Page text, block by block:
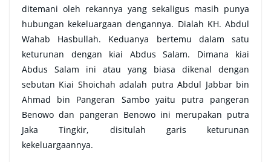
ditemani oleh rekannya yang sekaligus masih punya
hubungan kekeluargaan dengannya. Dialah KH. Abdul
Wahab Hasbullah. Keduanya bertemu dalam satu
keturunan dengan kiai Abdus Salam. Dimana kiai
Abdus Salam ini atau yang biasa dikenal dengan
sebutan Kiai Shoichah adalah putra Abdul Jabbar bin
Ahmad bin Pangeran Sambo yaitu putra pangeran
Benowo dan pangeran Benowo ini merupakan putra
Jaka Tingkir, disitulah garis keturunan
kekeluargaannya.